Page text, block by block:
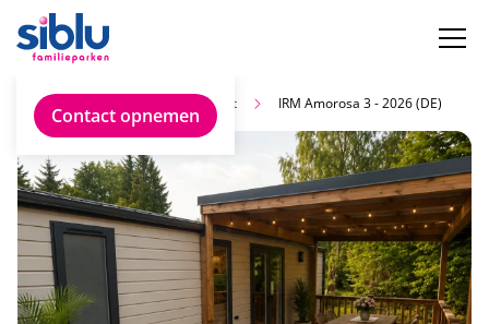
Contact opnemen
Vind jouw ideale chalet IRM Amorosa 3 - 2026 (DE)